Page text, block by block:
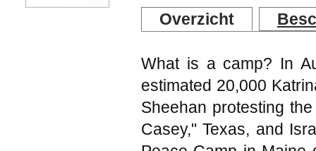
Overzicht
What is a camp? In
estimated 20,000
Sheehan protesting
Casey," Texas, and